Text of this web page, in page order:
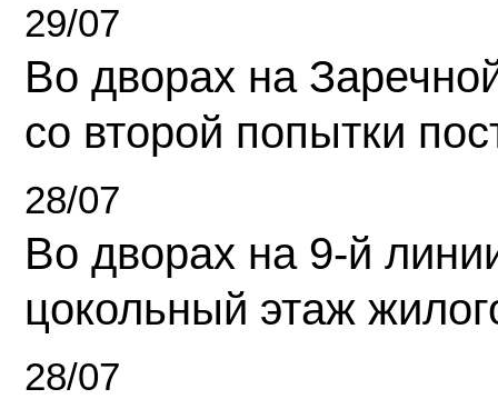
29/07
Во дворах на
со второй попытки
28/07
Во дворах на 9-й
цокольный этаж
28/07